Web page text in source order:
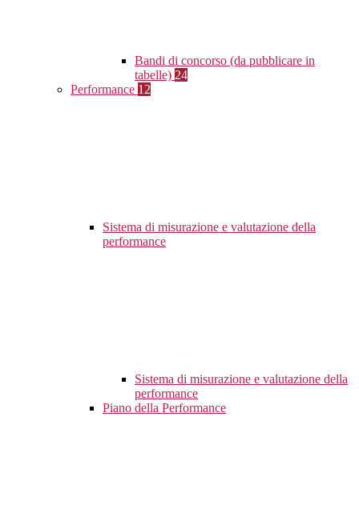
Bandi di concorso (da pubblicare in
tabelle) 24
Performance 12
Sistema di misurazione e valutazione della
performance
Sistema di misurazione e valutazione della
performance
Piano della Performance